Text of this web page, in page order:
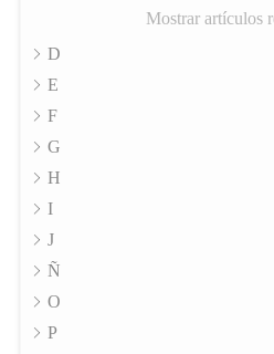
Mostrar artículos
D
E
F
G
H
I
J
Ñ
O
P